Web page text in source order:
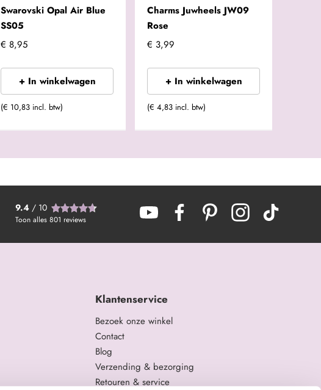
Swarovski Opal Air Blue
SS05
€ 8,95
+ In winkelwagen
(€ 10,83 incl. btw)
Charms Juwheels JW09
Rose
€ 3,99
+ In winkelwagen
(€ 4,83 incl. btw)
9.4/ 10
Toon alles 801 reviews
Klantenservice
Bezoek onze winkel
Contact
Blog
Verzending & bezorging
Retouren & service